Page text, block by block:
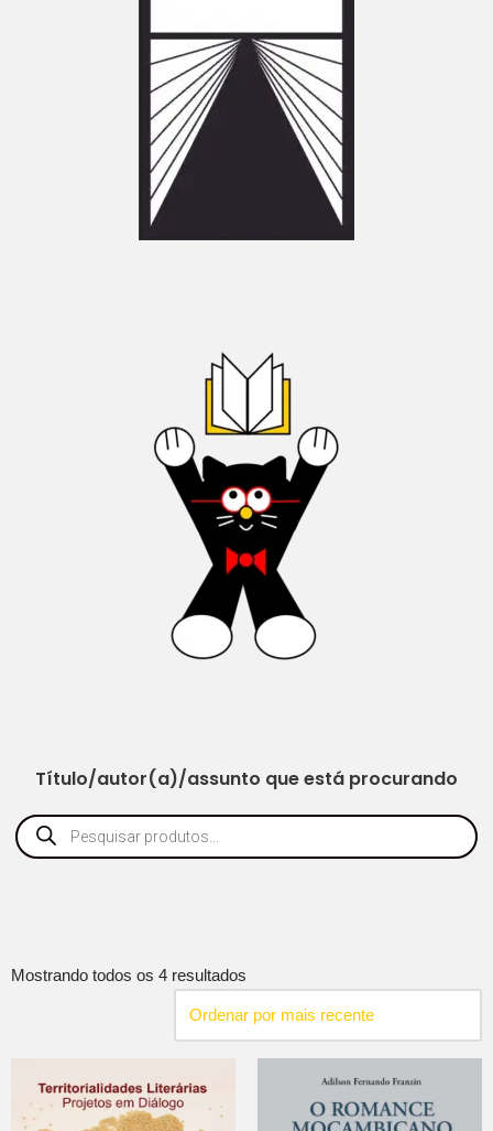
Título/autor(a)/assunto que está procurando
Mostrando todos os 4 resultados